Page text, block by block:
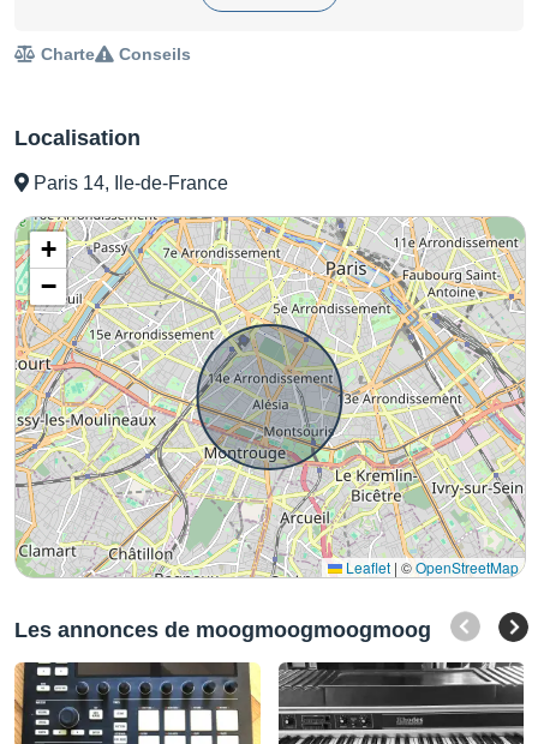
Localisation
Paris 14, Ile-de-France
+
−
Leaflet | ©OpenStreetMap
Les annonces de moogmoogmoogmoog
Charte Conseils